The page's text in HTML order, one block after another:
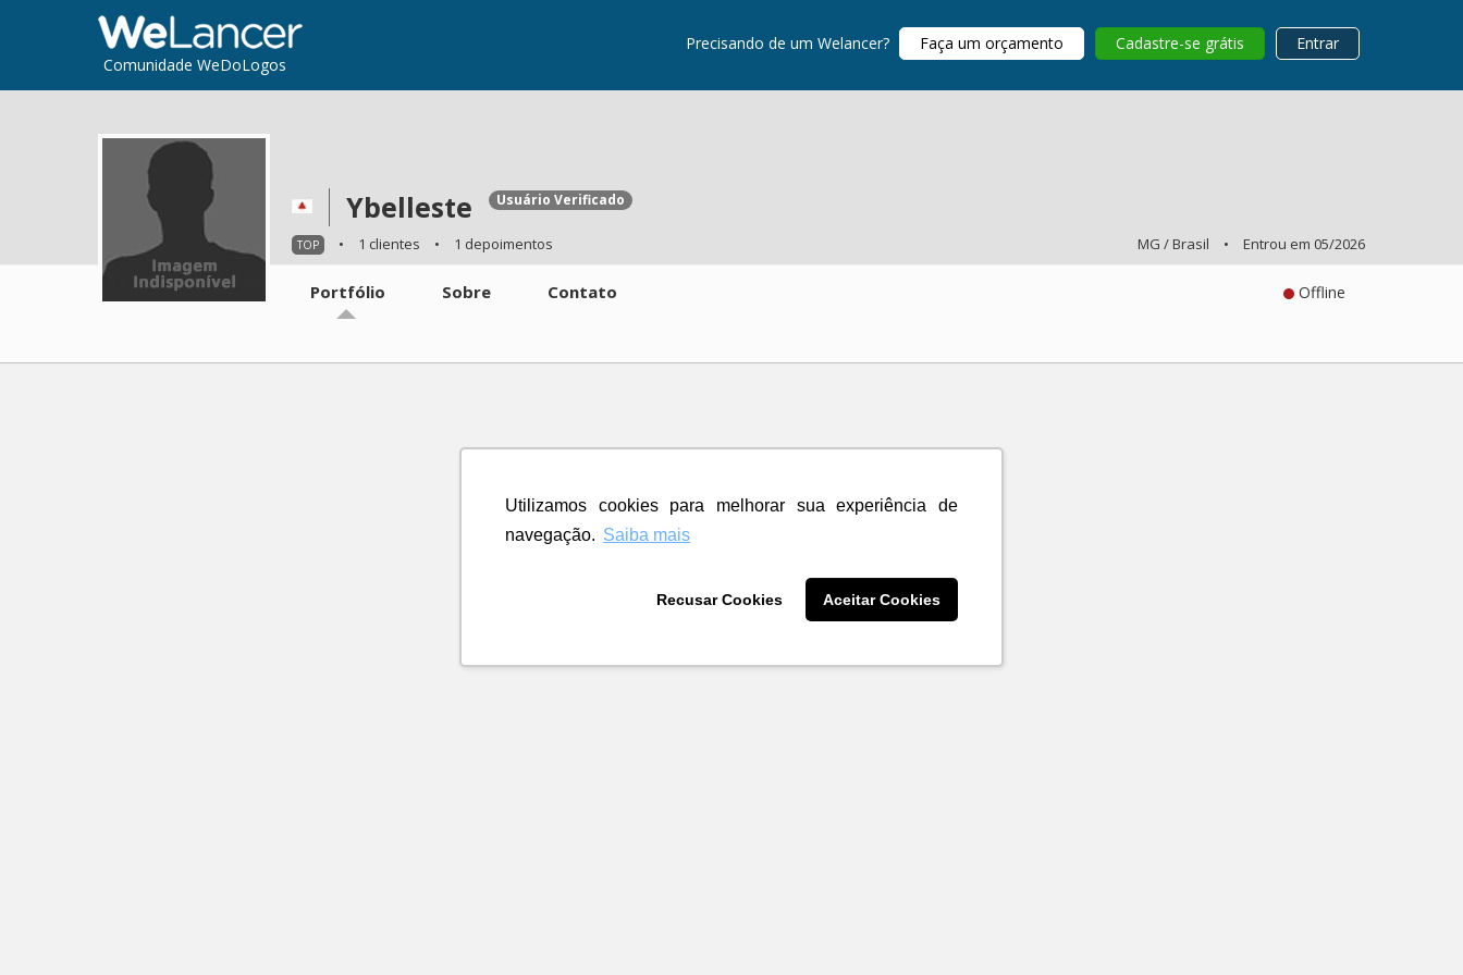
Utilizamos cookies para melhorar sua experiência de
navegação. Saiba mais
Recusar Cookies Aceitar Cookies
Comunidade WeDoLogos
Precisando de um Welancer? Faça um orçamento Cadastre-se grátis Entrar
Ybelleste Usuário Verificado
TOP • 1 clientes • 1 depoimentos MG / Brasil • Entrou em 05/2026
Portfólio Sobre Contato Offline